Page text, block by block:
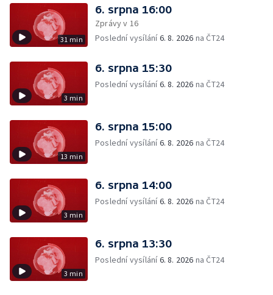
31 min
6. srpna 16:00
Zprávy v 16
Poslední vysílání6. 8. 2026 na ČT24
3 min
6. srpna 15:30
Poslední vysílání6. 8. 2026 na ČT24
13 min
6. srpna 15:00
Poslední vysílání6. 8. 2026 na ČT24
3 min
6. srpna 14:00
Poslední vysílání6. 8. 2026 na ČT24
3 min
6. srpna 13:30
Poslední vysílání6. 8. 2026 na ČT24